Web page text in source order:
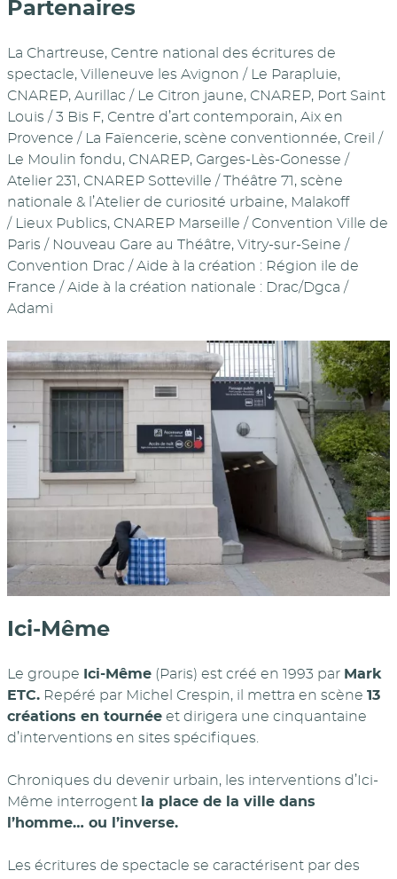
Partenaires
La Chartreuse, Centre national des écritures de
spectacle, Villeneuve les Avignon / Le Parapluie,
CNAREP, Aurillac / Le Citron jaune, CNAREP, Port Saint
Louis / 3 Bis F, Centre d’art contemporain, Aix en
Provence / La Faïencerie, scène conventionnée, Creil /
Le Moulin fondu, CNAREP, Garges-Lès-Gonesse /
Atelier 231, CNAREP Sotteville / Théâtre 71, scène
nationale & l’Atelier de curiosité urbaine, Malakoff
/ Lieux Publics, CNAREP Marseille / Convention Ville de
Paris / Nouveau Gare au Théâtre, Vitry-sur-Seine /
Convention Drac / Aide à la création : Région ile de
France / Aide à la création nationale : Drac/Dgca /
Adami
Ici-Même
Le groupe Ici-Même (Paris) est créé en 1993 par Mark
ETC. Repéré par Michel Crespin, il mettra en scène 13
créations en tournée et dirigera une cinquantaine
d’interventions en sites spécifiques.
Chroniques du devenir urbain, les interventions d’Ici-
Même interrogent la place de la ville dans
l’homme… ou l’inverse.
Les écritures de spectacle se caractérisent par des